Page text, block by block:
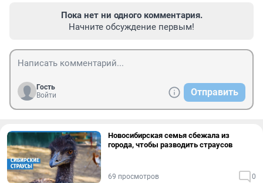
Пока нет ни одного комментария.
Начните обсуждение первым!
Гость
Войти
Отправить
Новосибирская семья сбежала из
города, чтобы разводить страусов
69 просмотров 0